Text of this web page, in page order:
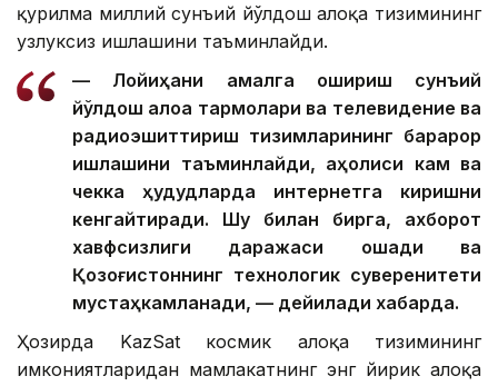
қурилма миллий сунъий йўлдош алоқа тизимининг
узлуксиз ишлашини таъминлайди.
— Лойиҳани амалга ошириш сунъий
йўлдош алоқа тармоқлари ва телевидение ва
радиоэшиттириш тизимларининг барқарор
ишлашини таъминлайди, аҳолиси кам ва
чекка ҳудудларда интернетга киришни
кенгайтиради. Шу билан бирга, ахборот
хавфсизлиги даражаси ошади ва
Қозоғистоннинг технологик суверенитети
мустаҳкамланади, — дейилади хабарда.
Ҳозирда KazSat космик алоқа тизимининг
имкониятларидан мамлакатнинг энг йирик алоқа